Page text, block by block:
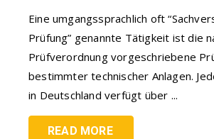
Eine umgangssprachlich oft
Prüfung” genannte Tätigkeit ist die
Prüfverordnung vorgeschriebene
bestimmter technischer Anlagen.
in Deutschland verfügt über ...
READ MORE